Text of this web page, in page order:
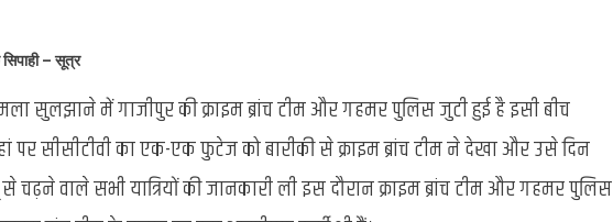
पहुंची
क्राइम
ब्रांच
और
– सूत्र
सुलझाने में गाजीपुर की क्राइम ब्रांच टीम और गहमर पुलिस जुटी हुई है इसी बीच
पर सीसीटीवी का एक-एक फुटेज को बारीकी से क्राइम ब्रांच टीम ने देखा और उसे दिन
से चढ़ने वाले सभी यात्रियों की जानकारी ली इस दौरान क्राइम ब्रांच टीम और गहमर पुलिस